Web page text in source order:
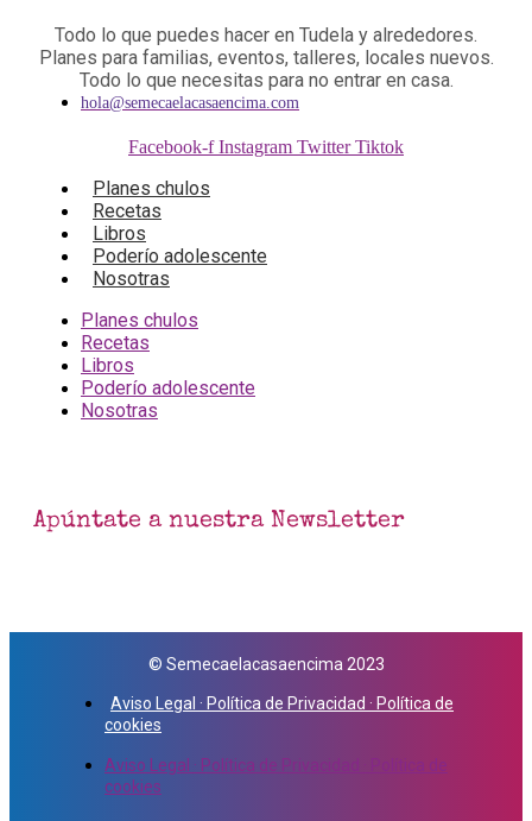
Todo lo que puedes hacer en Tudela y alrededores.
Planes para familias, eventos, talleres, locales nuevos.
Todo lo que necesitas para no entrar en casa.
hola@semecaelacasaencima.com
Facebook-f Instagram Twitter Tiktok
Planes chulos
Recetas
Libros
Poderío adolescente
Nosotras
Planes chulos
Recetas
Libros
Poderío adolescente
Nosotras
Apúntate a nuestra Newsletter
© Semecaelacasaencima 2023
Aviso Legal · Política de Privacidad · Política de
cookies
Aviso Legal · Política de Privacidad · Política de
cookies